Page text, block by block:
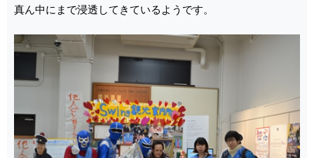
真ん中にまで浸透してきているようです。